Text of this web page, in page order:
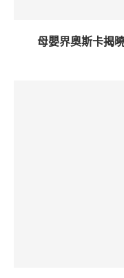
母嬰界奧斯卡揭